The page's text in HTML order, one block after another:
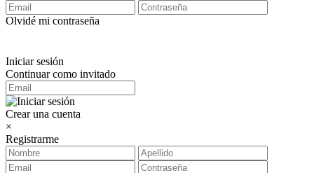
Olvidé mi contraseña
Iniciar sesión
Continuar como invitado
Crear una cuenta
×
Registrarme